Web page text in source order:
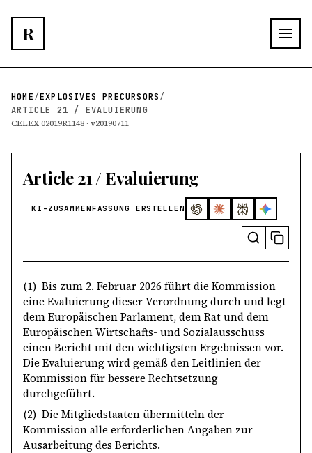
R
HOME/EXPLOSIVES PRECURSORS/
ARTICLE 21 / EVALUIERUNG
CELEX 02019R1148 · v20190711
Article 21 / Evaluierung
KI-ZUSAMMENFASSUNG ERSTELLEN
(1) Bis zum 2. Februar 2026 führt die Kommission
eine Evaluierung dieser Verordnung durch und legt
dem Europäischen Parlament, dem Rat und dem
Europäischen Wirtschafts- und Sozialausschuss
einen Bericht mit den wichtigsten Ergebnissen vor.
Die Evaluierung wird gemäß den Leitlinien der
Kommission für bessere Rechtsetzung
durchgeführt.
(2) Die Mitgliedstaaten übermitteln der
Kommission alle erforderlichen Angaben zur
Ausarbeitung des Berichts.